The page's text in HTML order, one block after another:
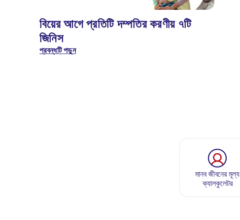
বিয়ের আগে প্রতিটি দম্পতির করণীয় ৭টি
জিনিস
প্রবন্ধটি পড়ুন
মানব জীবনের মূল্য
ক্যালকুলেটর